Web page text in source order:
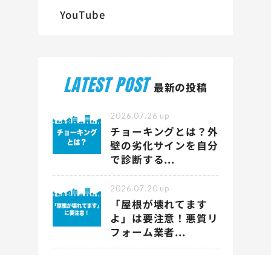
YouTube
LATEST POST 最新の投稿
2026.07.26 up
チョーキングとは？外
壁の劣化サインを自分
で診断する...
2026.07.20 up
「屋根が壊れてます
よ」は要注意！悪質リ
フォーム業者...